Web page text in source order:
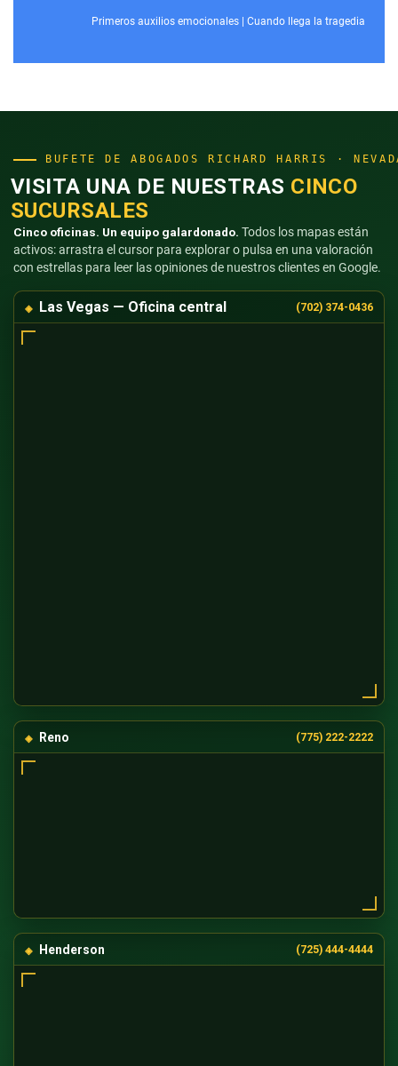
Primeros auxilios emocionales Cuando llega la tragedia
BUFETE DE ABOGADOS RICHARD HARRIS ·
VISITA UNA DE NUESTRAS CINCO
SUCURSALES
Cinco oficinas. Un equipo galardonado. Todos los mapas están
activos: arrastra el cursor para explorar o pulsa en una valoración
con estrellas para leer las opiniones de nuestros clientes en Google.
Las Vegas — Oficina central (702) 374-0436
Reno (775) 222-2222
Henderson (725) 444-4444